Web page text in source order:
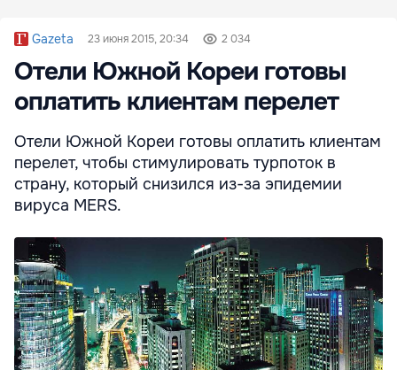
Gazeta 23 июня 2015, 20:34 2 034
Отели Южной Кореи готовы
оплатить клиентам перелет
Отели Южной Кореи готовы оплатить клиентам
перелет, чтобы стимулировать турпоток в
страну, который снизился из-за эпидемии
вируса MERS.